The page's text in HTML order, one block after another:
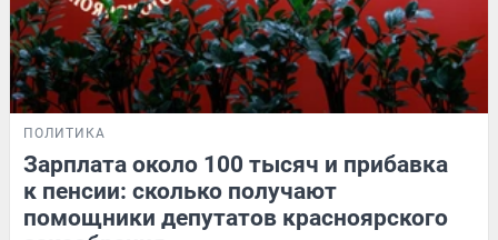
ПОЛИТИКА
Зарплата около 100 тысяч и прибавка
к пенсии: сколько получают
помощники депутатов красноярского